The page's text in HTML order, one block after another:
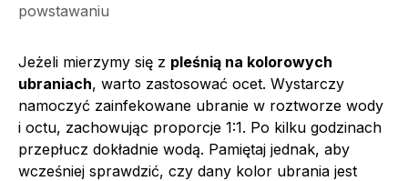
powstawaniu
Jeżeli mierzymy się z pleśnią na kolorowych
ubraniach, warto zastosować ocet. Wystarczy
namoczyć zainfekowane ubranie w roztworze wody
i octu, zachowując proporcje 1:1. Po kilku godzinach
przepłucz dokładnie wodą. Pamiętaj jednak, aby
wcześniej sprawdzić, czy dany kolor ubrania jest